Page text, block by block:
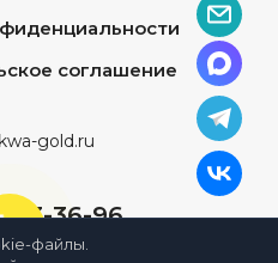
соглашение
gold.ru
36-96
файлы.